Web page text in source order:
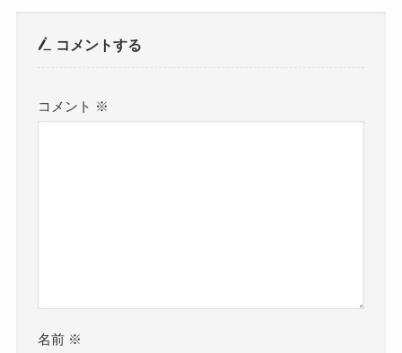
コメントする
コメント ※
名前 ※